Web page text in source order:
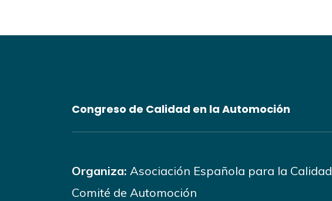
Congreso de Calidad en la Automoción
Organiza: Asociación Española para la Calidad
Comité de Automoción